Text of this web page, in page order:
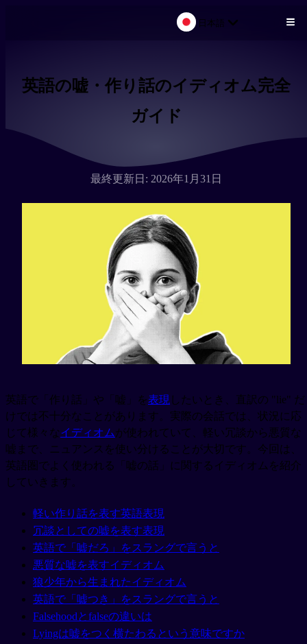
日本語
英語の嘘・作り話のイディオム完全
ガイド
最終更新日: 2026年1月31日
英語で「作り話」や「嘘」を表現 したいとき、直訳の "lie" だ
けでは不十分なことがあります。実際の会話では、状況に応
じて様々なイディオムが使われていて、軽い冗談から悪質な
嘘まで、ニュアンスを使い分けることが大切です。今回は、
英語圏でよく使われる「嘘の話」に関するイディオムを紹介
していきます。
軽い作り話を表す英語表現
冗談としての嘘を表す表現
英語で「嘘だろ」をスラングで言うと
悪質な嘘を表すイディオム
狼少年から生まれたイディオム
英語で「嘘つき」をスラングで言うと
Falsehoodとfalseの違いは
Lyingは嘘をつく横たわるという意味ですか